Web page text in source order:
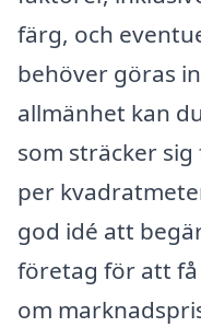
färg, och
behöver göras
allmänhet kan
som sträcker
per
god idé att
företag för att
om